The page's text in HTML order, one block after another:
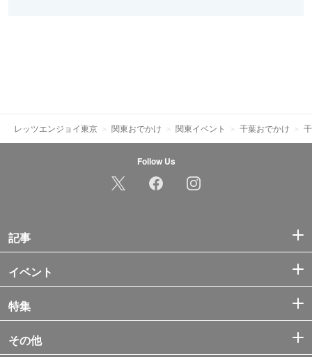
レッツエンジョイ東京 関東おでかけ 関東イベント 千葉おでかけ
Follow Us
記事
イベント
特集
その他